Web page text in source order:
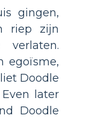
gingen,
riep zijn
egoïsme,
Doodle
later
Doodle